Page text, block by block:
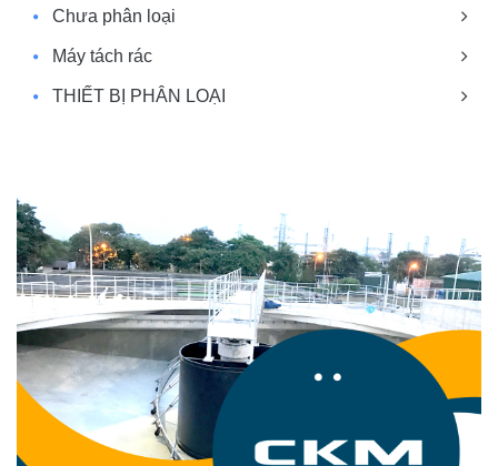
Chưa phân loại
Máy tách rác
THIẾT BỊ PHÂN LOẠI